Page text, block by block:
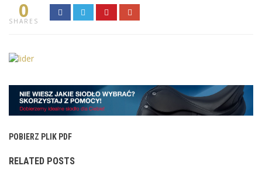
0
SHARES
POBIERZ PLIK PDF
RELATED POSTS